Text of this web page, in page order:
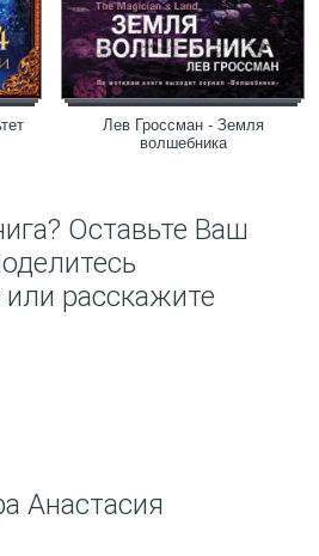
Лев Гроссман - Земля
волшебника
Оставьте Ваш
расскажите
Анастасия